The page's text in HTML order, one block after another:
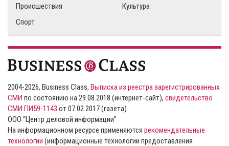
Происшествия
Культура
Спорт
2004-2026, Business Class, Выписка из реестра зарегистрированных
СМИ по состоянию на 29.08.2018 (интернет-сайт), свидетельство
СМИ ПИ59-1143 от 07.02.2017 (газета)
ООО “Центр деловой информации”
На информационном ресурсе применяются рекомендательные
технологии (информационные технологии предоставления